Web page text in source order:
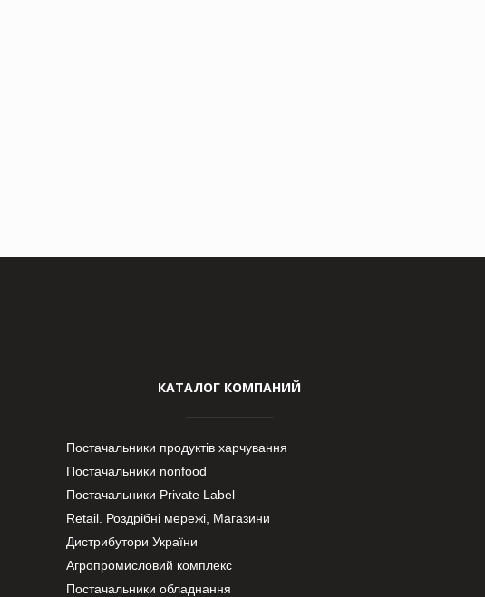
КАТАЛОГ КОМПАНИЙ
Постачальники продуктів харчування
Постачальники nonfood
Постачальники Private Label
Retail. Роздрібні мережі, Магазини
Дистрибутори України
Агропромисловий комплекс
Постачальники обладнання